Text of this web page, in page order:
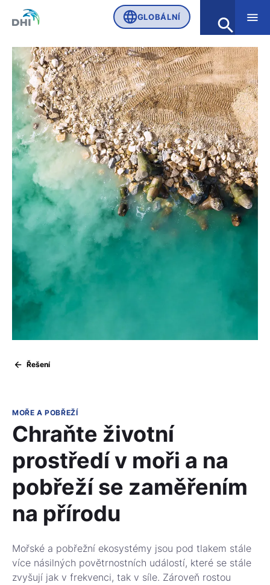
GLOBÁLNÍ
Řešení
MOŘE A POBŘEŽÍ
Chraňte životní
prostředí v moři a na
pobřeží se zaměřením
na přírodu
Mořské a pobřežní ekosystémy jsou pod tlakem stále
více násilných povětrnostních událostí, které se stále
zvyšují jak v frekvenci, tak v síle. Zároveň rostou